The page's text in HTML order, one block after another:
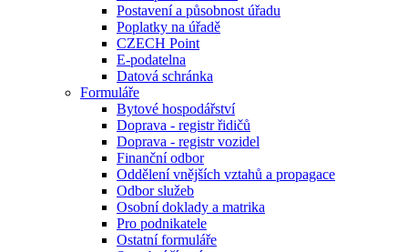
Postavení a působnost úřadu
Poplatky na úřadě
CZECH Point
E-podatelna
Datová schránka
Formuláře
Bytové hospodářství
Doprava - registr řidičů
Doprava - registr vozidel
Finanční odbor
Oddělení vnějších vztahů a propagace
Odbor služeb
Osobní doklady a matrika
Pro podnikatele
Ostatní formuláře